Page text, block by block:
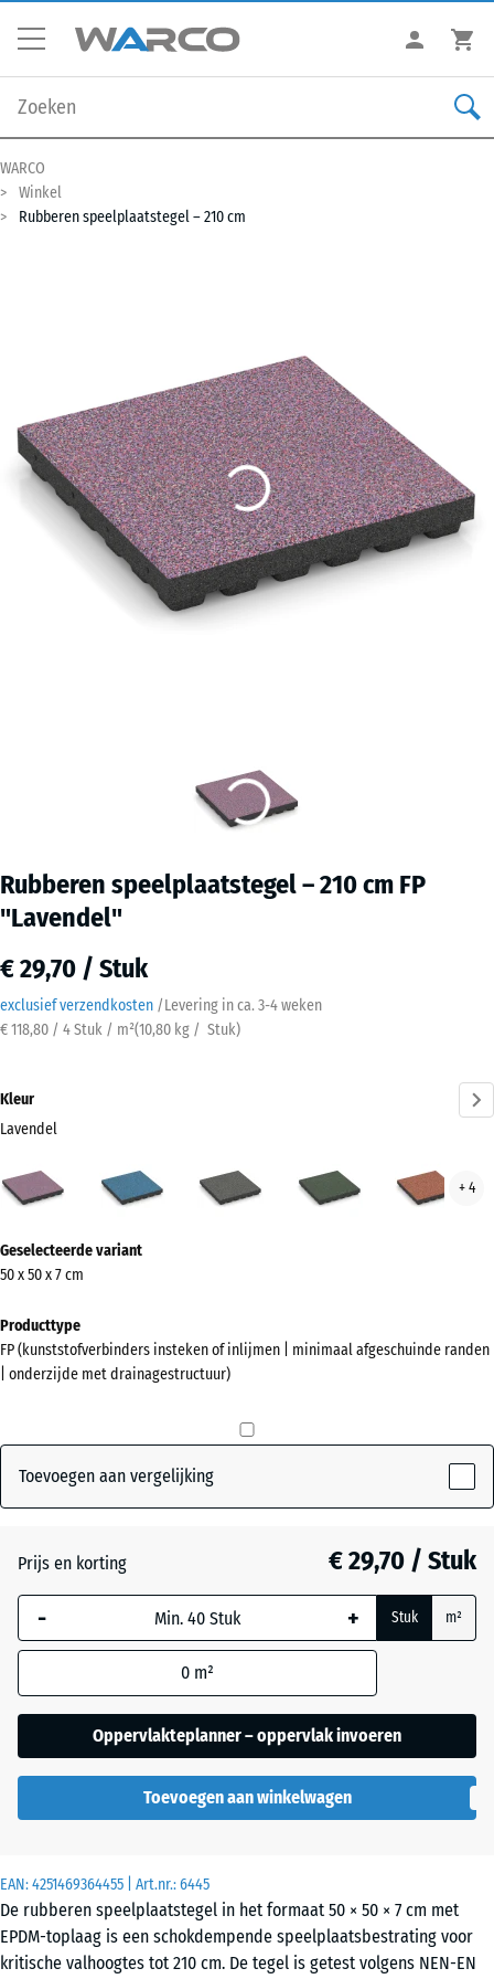
WARCO
Winkel
Rubberen speelplaatstegel – 210 cm
Rubberen speelplaatstegel – 210 cm FP
"Lavendel"
€ 29,70 / Stuk
exclusief verzendkosten /Levering in ca. 3-4 weken
€ 118,80 / 4 Stuk / m²(10,80 kg / Stuk)
EAN:4251469364455 | Art.nr.:6445
De rubberen speelplaatstegel in het formaat 50 × 50 × 7 cm met
EPDM-toplaag is een schokdempende speelplaatsbestrating voor
kritische valhoogtes tot 210 cm. De tegel is getest volgens NEN-EN
Kleur
Lavendel
(active)
Atlantisch
Donkergrijs
graniet
gazon
+ 4
informatie
over
kleuren?
Kleurenpalet
(active)
Donkergrijs
graniet
Grijs
graniet
Geselecteerde variant
50 x 50 x 7 cm
Producttype
FP (kunststofverbinders insteken of inlijmen | minimaal afgeschuinde randen
| onderzijde met drainagestructuur)
Toevoegen aan vergelijking
Prijs en korting € 29,70 / Stuk
- + Stuk m²
0 m²
Oppervlakteplanner – oppervlak invoeren
Toevoegen aan winkelwagen